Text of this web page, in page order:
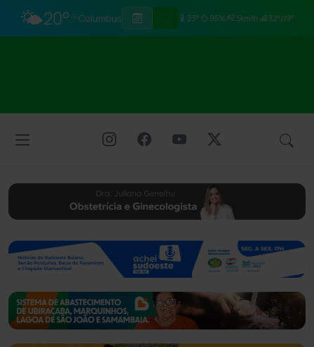
🌤️20° Columbus 23° 95% 5km/h 32°/19°